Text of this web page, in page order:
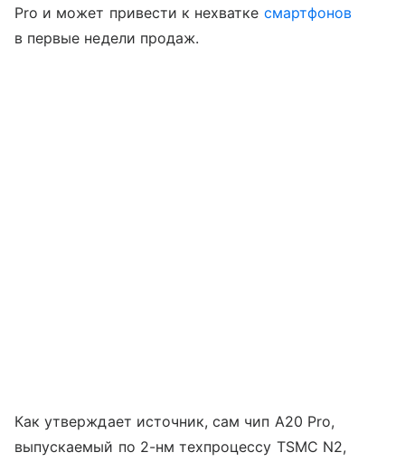
Pro и может привести к нехватке смартфонов
в первые недели продаж.
Как утверждает источник, сам чип A20 Pro,
выпускаемый по 2-нм техпроцессу TSMC N2,